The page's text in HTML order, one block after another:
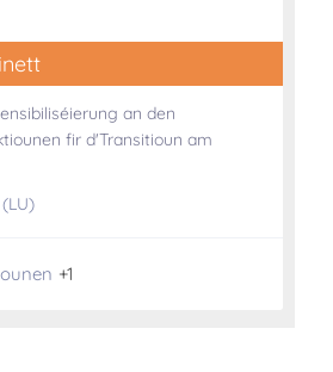
an den
fir d'Transitioun am
+1